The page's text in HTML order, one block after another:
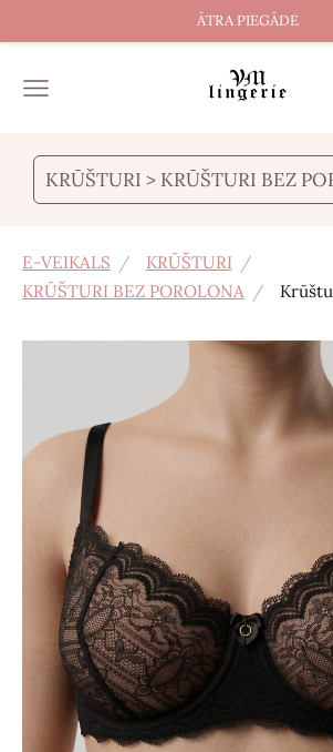
ĀTRA PIEGĀDE
KRŪŠTURI > KRŪŠTURI BEZ
E-VEIKALS
KRŪŠTURI
KRŪŠTURI BEZ POROLONA